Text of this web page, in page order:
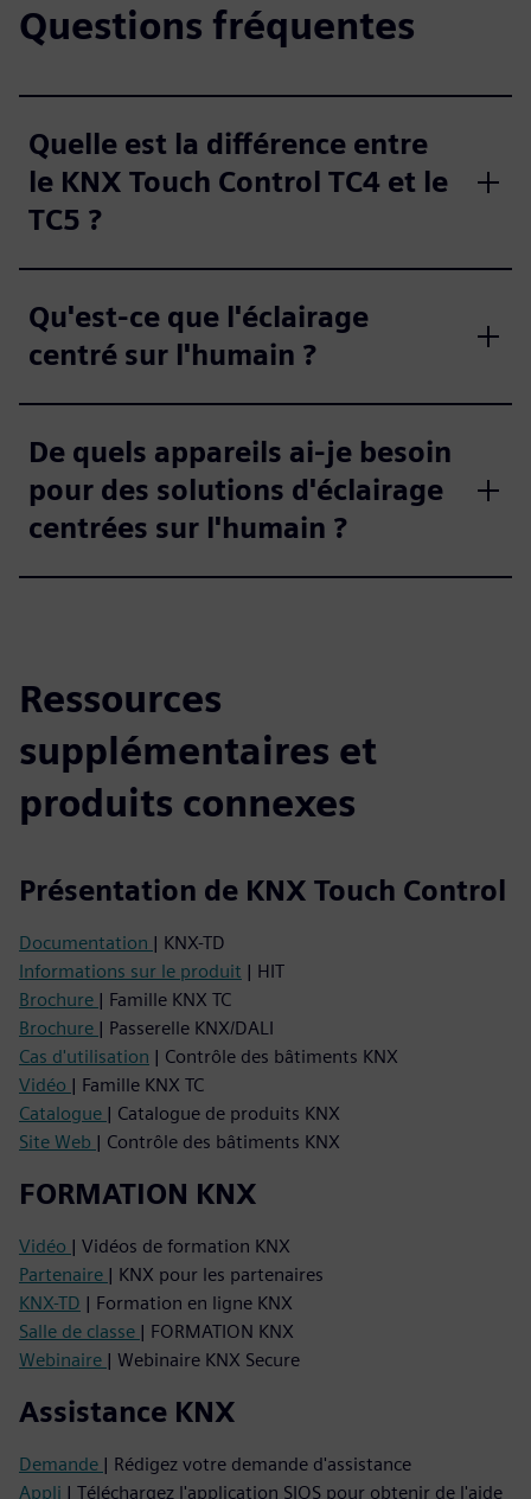
Questions fréquentes
Quelle est la différence entre
le KNX Touch Control TC4 et le
TC5 ?
Qu'est-ce que l'éclairage
centré sur l'humain ?
De quels appareils ai-je besoin
pour des solutions d'éclairage
centrées sur l'humain ?
Ressources
supplémentaires et
produits connexes
Présentation de KNX Touch Control
Documentation | KNX-TD
Informations sur le produit | HIT
Brochure | Famille KNX TC
Brochure | Passerelle KNX/DALI
Cas d'utilisation | Contrôle des bâtiments KNX
Vidéo | Famille KNX TC
Catalogue | Catalogue de produits KNX
Site Web | Contrôle des bâtiments KNX
FORMATION KNX
Vidéo | Vidéos de formation KNX
Partenaire | KNX pour les partenaires
KNX-TD | Formation en ligne KNX
Salle de classe | FORMATION KNX
Webinaire | Webinaire KNX Secure
Assistance KNX
Demande | Rédigez votre demande d'assistance
Appli | Téléchargez l'application SIOS pour obtenir de l'aide